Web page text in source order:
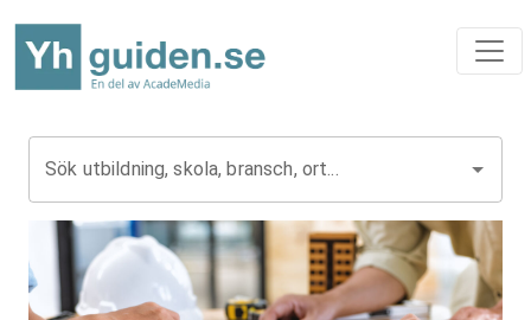
Sök utbildning, skola, bransch, ort...